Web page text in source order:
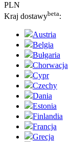
PLN
Kraj dostawybeta:
Austria
Belgia
Bułgaria
Chorwacja
Cypr
Czechy
Dania
Estonia
Finlandia
Francja
Grecja